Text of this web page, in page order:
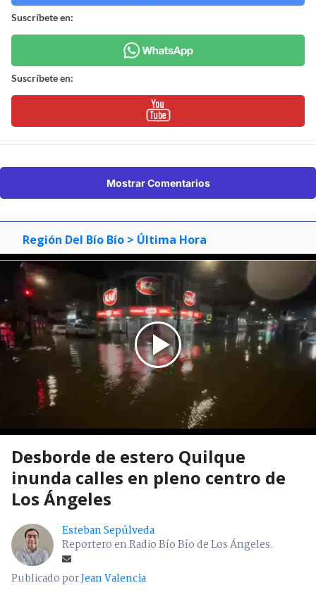
Suscríbete en:
Suscríbete en:
Mostrar Comentarios
Región Del Bío Bío > Última Hora
Desborde de estero Quilque
inunda calles en pleno centro de
Los Ángeles
Esteban Sepúlveda
Reportero en Radio Bío Bío de Los Ángeles.
Publicado porJean Valencia